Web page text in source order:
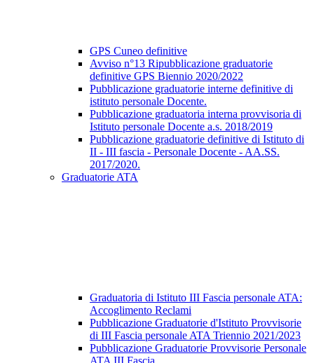
GPS Cuneo definitive
Avviso n°13 Ripubblicazione graduatorie
definitive GPS Biennio 2020/2022
Pubblicazione graduatorie interne definitive di
istituto personale Docente.
Pubblicazione graduatoria interna provvisoria di
Istituto personale Docente a.s. 2018/2019
Pubblicazione graduatorie definitive di Istituto di
II - III fascia - Personale Docente - AA.SS.
2017/2020.
Graduatorie ATA
Graduatoria di Istituto III Fascia personale ATA:
Accoglimento Reclami
Pubblicazione Graduatorie d'Istituto Provvisorie
di III Fascia personale ATA Triennio 2021/2023
Pubblicazione Graduatorie Provvisorie Personale